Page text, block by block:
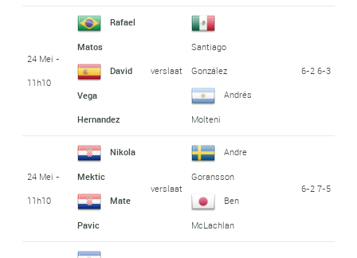
24 Mei -
11h10
Rafael
Matos
David
Vega
Hernandez
verslaat
Santiago
González
Andrés
Molteni
6-2 6-3
24 Mei -
11h10
Nikola
Mektic
Mate
Pavic
verslaat
Andre
Goransson
Ben
McLachlan
6-2 7-5